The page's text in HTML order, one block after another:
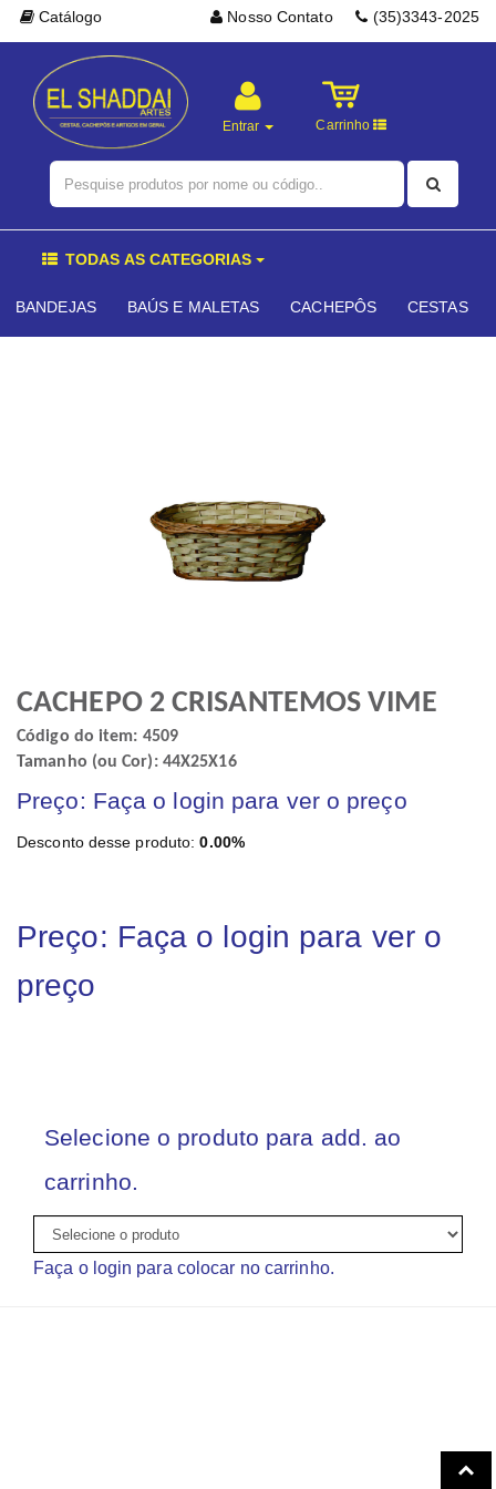
Nosso Contato (35)3343-2025
Catálogo
Entrar Carrinho
TODAS AS CATEGORIAS
BANDEJAS BAÚS E MALETAS CACHEPÔS CESTAS
CACHEPO 2 CRISANTEMOS VIME
Código do item: 4509
Tamanho (ou Cor): 44X25X16
Preço: Faça o login para ver o preço
Desconto desse produto:0.00%
Preço: Faça o login para ver o
preço
Selecione o produto para add. ao
carrinho.
Faça o login para colocar no carrinho.